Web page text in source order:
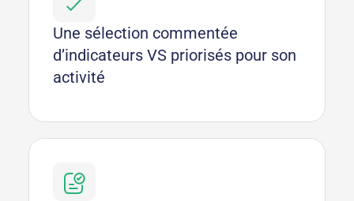
Une sélection commentée
d’indicateurs VS priorisés pour son
activité